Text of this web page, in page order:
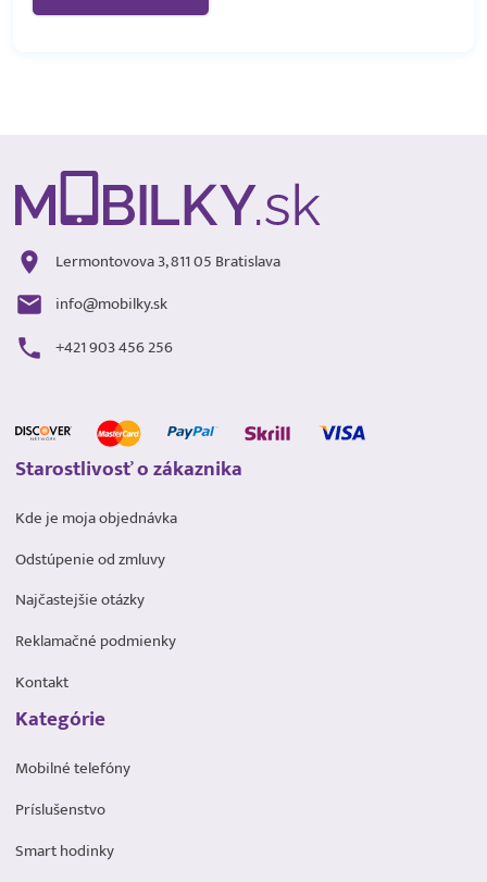
Lermontovova 3, 811 05 Bratislava
info@mobilky.sk
+421 903 456 256
Starostlivosť o zákaznika
Kde je moja objednávka
Odstúpenie od zmluvy
Najčastejšie otázky
Reklamačné podmienky
Kontakt
Kategórie
Mobilné telefóny
Príslušenstvo
Smart hodinky